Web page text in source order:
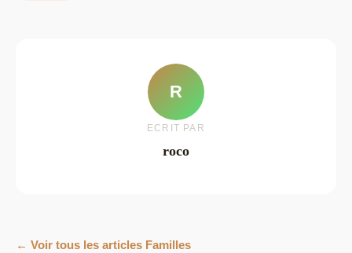
R
ECRIT PAR
roco
← Voir tous les articles Familles